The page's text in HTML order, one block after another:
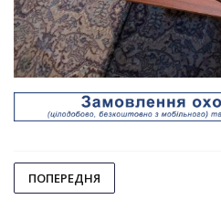
ПОПЕРЕДНЯ